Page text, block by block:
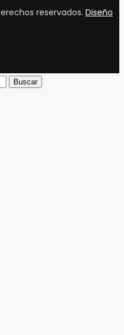
reservados. Diseño